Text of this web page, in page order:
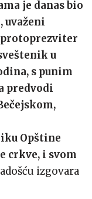
je danas bio
u
s punim
predvodi
Opštine
crkve, i svom
izgovara